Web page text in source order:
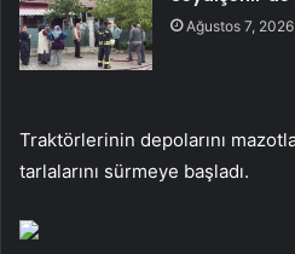
Ağustos 7, 2026
Traktörlerinin depolarını
tarlalarını sürmeye başladı.